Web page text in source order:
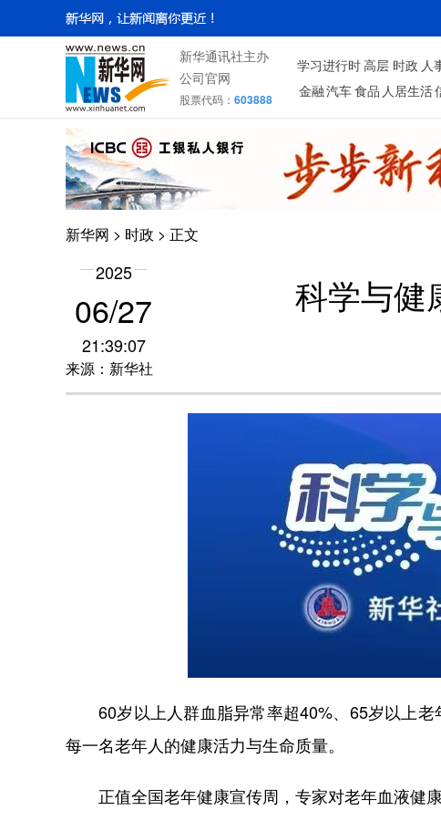
新华通讯社主办
公司官网
股票代码： 603888
学习进行时 高层 时政 人
金融 汽车 食品 人居生活
新华网 > 时政 > 正文
2025
06/27
21:39:07
来源：新华社
科学与健
60岁以上人群血脂异常率超40%、65岁以上老
每一名老年人的健康活力与生命质量。
正值全国老年健康宣传周，专家对老年血液健康